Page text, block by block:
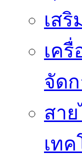
เส
เค
จัดก
สา
เท